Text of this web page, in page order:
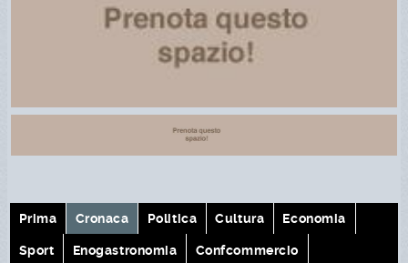
Prima Cronaca Politica Cultura Economia
Sport Enogastronomia Confcommercio